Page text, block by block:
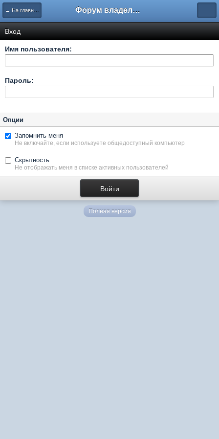
← На главную Форум владельцев интернет-магазинов
Вход
Имя пользователя:
Пароль:
Опции
Запомнить меня
Не включайте, если используете общедоступный компьютер
Скрытность
Не отображать меня в списке активных пользователей
Полная версия